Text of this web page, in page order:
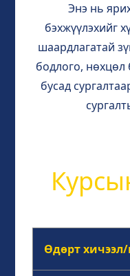
Энэ нь
бэхжүүлэхийг
шаардлагатай
бодлого,
бусад
Өдөрт